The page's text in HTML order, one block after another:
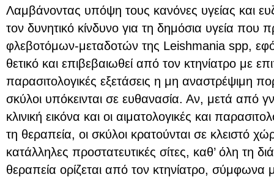
Λαμβάνοντας υπόψη τους κανόνες υγείας και
τον δυνητικό κίνδυνο για τη δημόσια υγεία που
φλεβοτόμων-μεταδοτών της Leishmania spp,
θετικό και επιβεβαιωθεί από τον κτηνίατρο με
παρασιτολογικές εξετάσεις η μη αναστρέψιμη
σκύλοι υπόκεινται σε ευθανασία. Αν, μετά από
κλινική εικόνα και οι αιματολογικές και
τη θεραπεία, οι σκύλοι κρατούνται σε κλειστό
κατάλληλες προστατευτικές σίτες, καθ’ όλη τη
θεραπεία ορίζεται από τον κτηνίατρο, σύμφωνα